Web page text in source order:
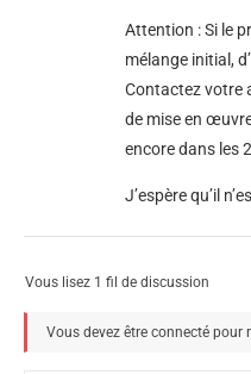
Attention : Si le
mélange initial,
Contactez votre
de mise en
encore dans les
J’espère qu’il
Vous lisez 1 fil de discussion
Vous devez être connecté pour